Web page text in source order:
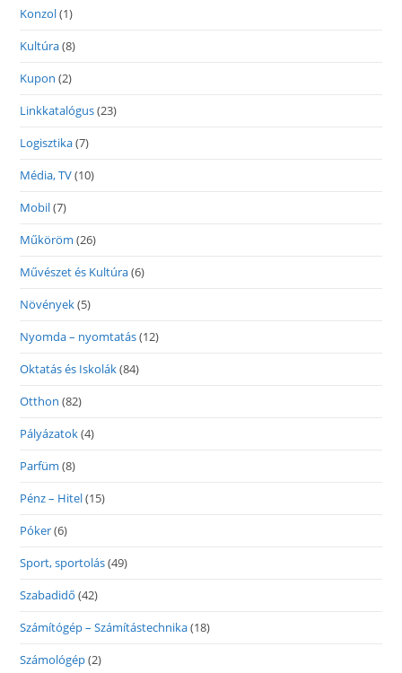
Konzol(1)
Kultúra(8)
Kupon (2)
Linkkatalógus(23)
Logisztika(7)
Média, TV(10)
Mobil(7)
Műköröm (26)
Művészet és Kultúra(6)
Növények(5)
Nyomda – nyomtatás(12)
Oktatás és Iskolák(84)
Otthon (82)
Pályázatok(4)
Parfüm (8)
Pénz – Hitel(15)
Póker(6)
Sport, sportolás(49)
Szabadidő (42)
Számítógép – Számítástechnika(18)
Számológép(2)